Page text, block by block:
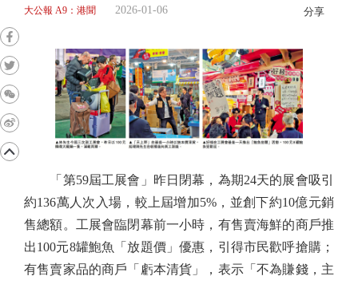
大公報 A9：港聞 2026-01-06 分享
「第59屆工展會」昨日閉幕，為期24天的展會吸引
約136萬人次入場，較上屆增加5%，並創下約10億元銷
售總額。工展會臨閉幕前一小時，有售賣海鮮的商戶推
出100元8罐鮑魚「放題價」優惠，引得市民歡呼搶購；
有售賣家品的商戶「虧本清貨」，表示「不為賺錢，主